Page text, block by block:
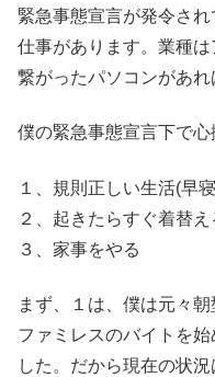
緊急事態宣言が発令さ
仕事があります。業種
繋がったパソコンがあれ
僕の緊急事態宣言下で心
１、規則正しい生活(早
２、起きたらすぐ着替え
３、家事をやる
まず、１は、僕は元々
ファミレスのバイトを
した。だから現在の状